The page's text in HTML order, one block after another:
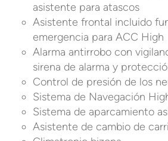
asistente para atascos
Asistente frontal incluido
emergencia para ACC High
Alarma antirrobo con
sirena de alarma y
Control de presión de los
Sistema de Navegación
Sistema de aparcamiento
Asistente de cambio de